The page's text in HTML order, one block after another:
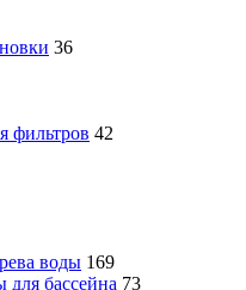
36
фильтров 42
воды 169
для бассейна 73